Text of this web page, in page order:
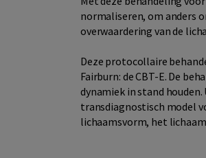
normaliseren, om anders
overwaardering van de
Deze protocollaire
Fairburn: de CBT-E. De
dynamiek in stand
transdiagnostisch model
lichaamsvorm, het